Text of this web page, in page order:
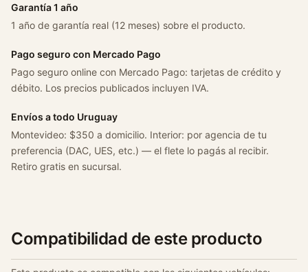
0
7
/
3
c
4
c
a
d
a
d
Garantía 1 año
1 año de garantía real (12 meses) sobre el producto.
Pago seguro con Mercado Pago
Pago seguro online con Mercado Pago: tarjetas de crédito y
débito. Los precios publicados incluyen IVA.
Envíos a todo Uruguay
Montevideo: $350 a domicilio. Interior: por agencia de tu
preferencia (DAC, UES, etc.) — el flete lo pagás al recibir.
Retiro gratis en sucursal.
Compatibilidad de este producto